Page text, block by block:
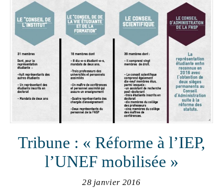
Tribune : « Réforme à l’IEP,
l’UNEF mobilisée »
28 janvier 2016